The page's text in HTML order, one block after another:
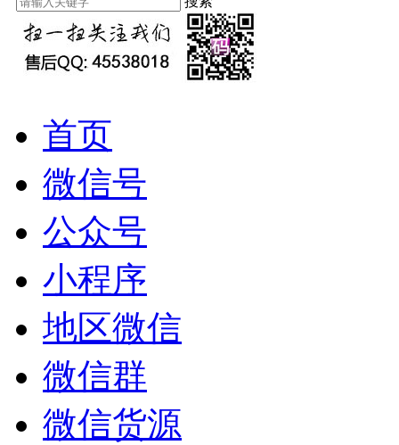
首页
微信号
公众号
小程序
地区微信
微信群
微信货源